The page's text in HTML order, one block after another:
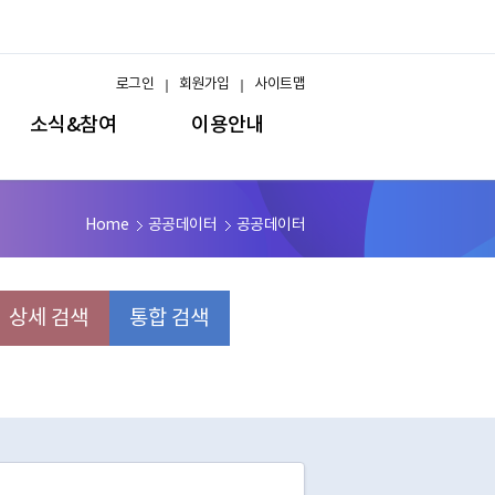
소식&참여 이용안내
로그인 회원가입 사이트맵
Home 공공데이터 공공데이터
상세 검색 통합 검색